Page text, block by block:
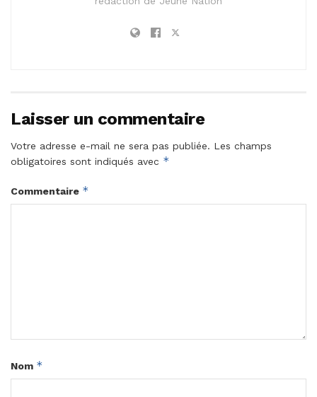
Laisser un commentaire
Votre adresse e-mail ne sera pas publiée. Les champs
obligatoires sont indiqués avec *
Commentaire *
Nom *